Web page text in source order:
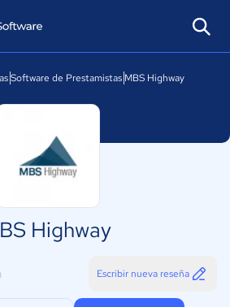
Software de Prestamistas MBS Highway
Highway
Escribir nueva reseña